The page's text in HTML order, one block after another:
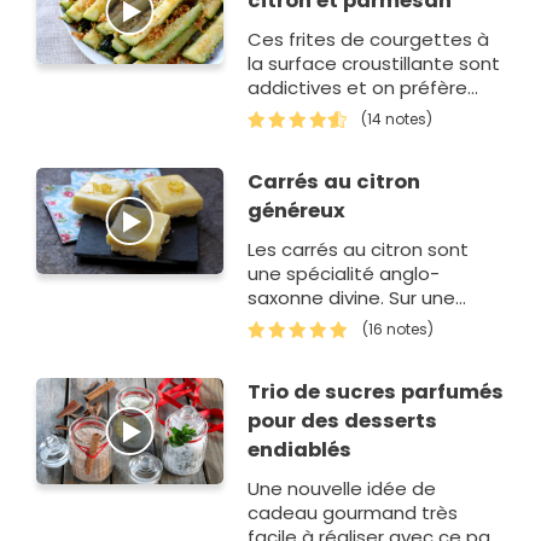
Ces frites de courgettes à
la surface croustillante sont
addictives et on préfère
vous prévenir. On les aime à
l'apéro ou…
(14 notes)
Carrés au citron
généreux
Les carrés au citron sont
une spécialité anglo-
saxonne divine. Sur une
pâte façon "shortbread",
une garniture bien
(16 notes)
Trio de sucres parfumés
pour des desserts
endiablés
Une nouvelle idée de
cadeau gourmand très